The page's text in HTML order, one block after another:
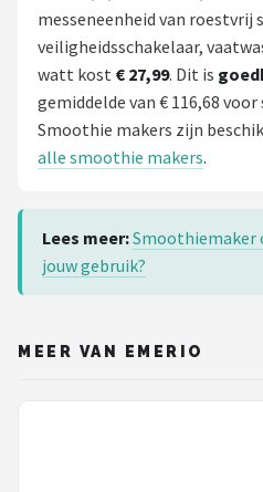
messeneenheid van roestvrij
veiligheidsschakelaar,
watt kost € 27,99. Dit is
gemiddelde van € 116,68
Smoothie makers zijn
alle smoothie makers.
Lees meer:Smoothiemaker
jouw gebruik?
MEER VAN EMERIO